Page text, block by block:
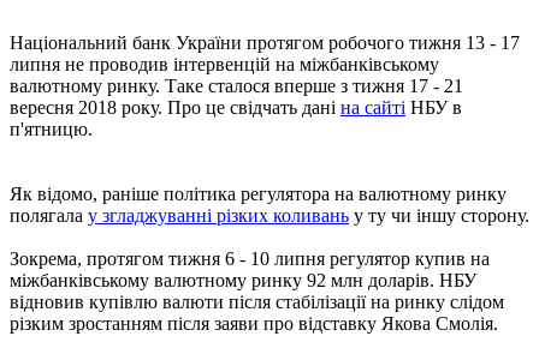
Національний банк України протягом робочого тижня 13 - 17
липня не проводив інтервенцій на міжбанківському
валютному ринку. Таке сталося вперше з тижня 17 - 21
вересня 2018 року. Про це свідчать дані на сайті НБУ в
п'ятницю.
Як відомо, раніше політика регулятора на валютному ринку
полягала у згладжуванні різких коливань у ту чи іншу сторону.
Зокрема, протягом тижня 6 - 10 липня регулятор купив на
міжбанківському валютному ринку 92 млн доларів. НБУ
відновив купівлю валюти після стабілізації на ринку слідом
різким зростанням після заяви про відставку Якова Смолія.